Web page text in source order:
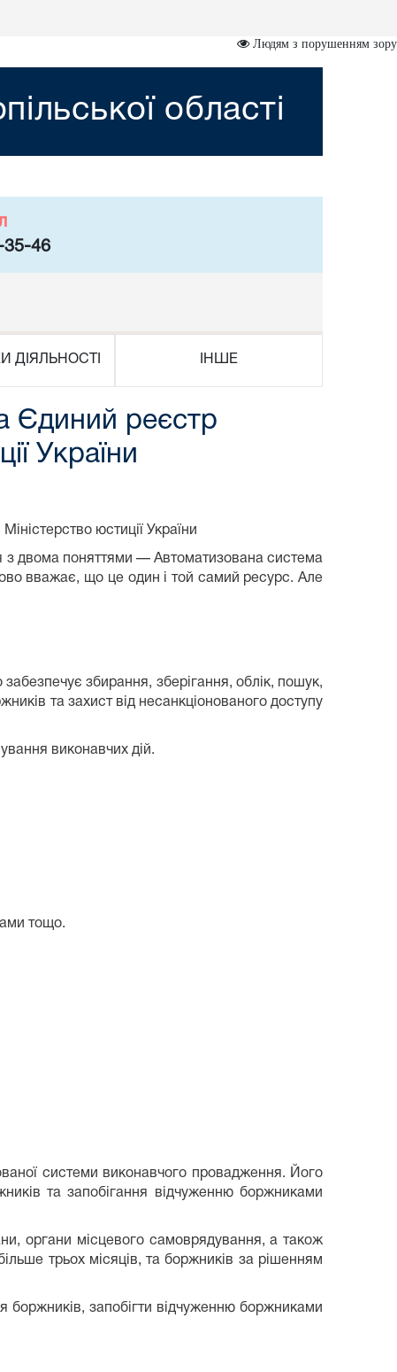
Людям з порушенням зору
області
35-46
ДІЯЛЬНОСТІ ІНШЕ
Єдиний реєстр
України
юстиції України
з двома поняттями — Автоматизована система
вважає, що це один і той самий ресурс. Але
збирання, зберігання, облік, пошук,
та захист від несанкціонованого доступу
виконавчих дій.
тощо.
системи виконавчого провадження. Його
та запобігання відчуженню боржниками
органи місцевого самоврядування, а також
трьох місяців, та боржників за рішенням
боржників, запобігти відчуженню боржниками